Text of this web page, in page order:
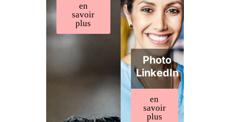
en
savoir
plus
Photo
LinkedIn
en
savoir
plus